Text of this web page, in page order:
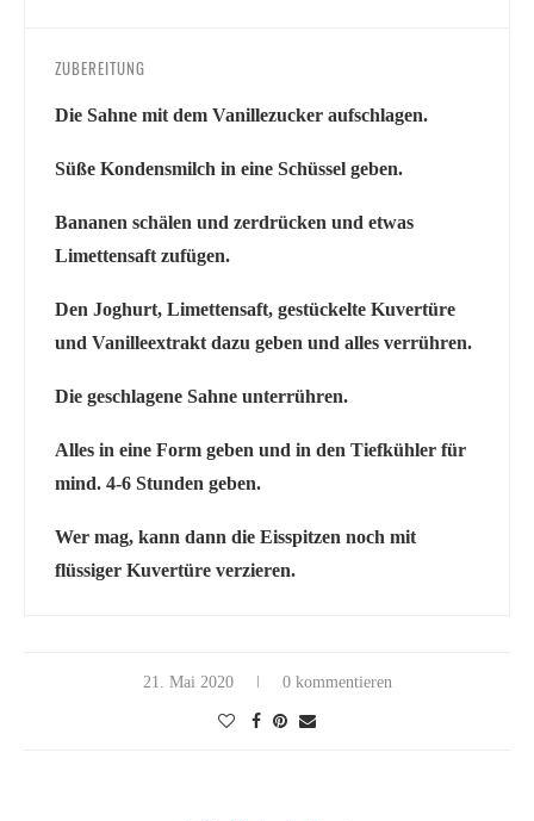
ZUBEREITUNG
Die Sahne mit dem Vanillezucker aufschlagen.
Süße Kondensmilch in eine Schüssel geben.
Bananen schälen und zerdrücken und etwas
Limettensaft zufügen.
Den Joghurt, Limettensaft, gestückelte Kuvertüre
und Vanilleextrakt dazu geben und alles verrühren.
Die geschlagene Sahne unterrühren.
Alles in eine Form geben und in den Tiefkühler für
mind. 4-6 Stunden geben.
Wer mag, kann dann die Eisspitzen noch mit
flüssiger Kuvertüre verzieren.
21. Mai 2020 0 kommentieren